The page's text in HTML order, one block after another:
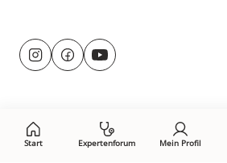
Start Expertenforum Mein Profil
Besuche
uns
auf:
@
d
u
f